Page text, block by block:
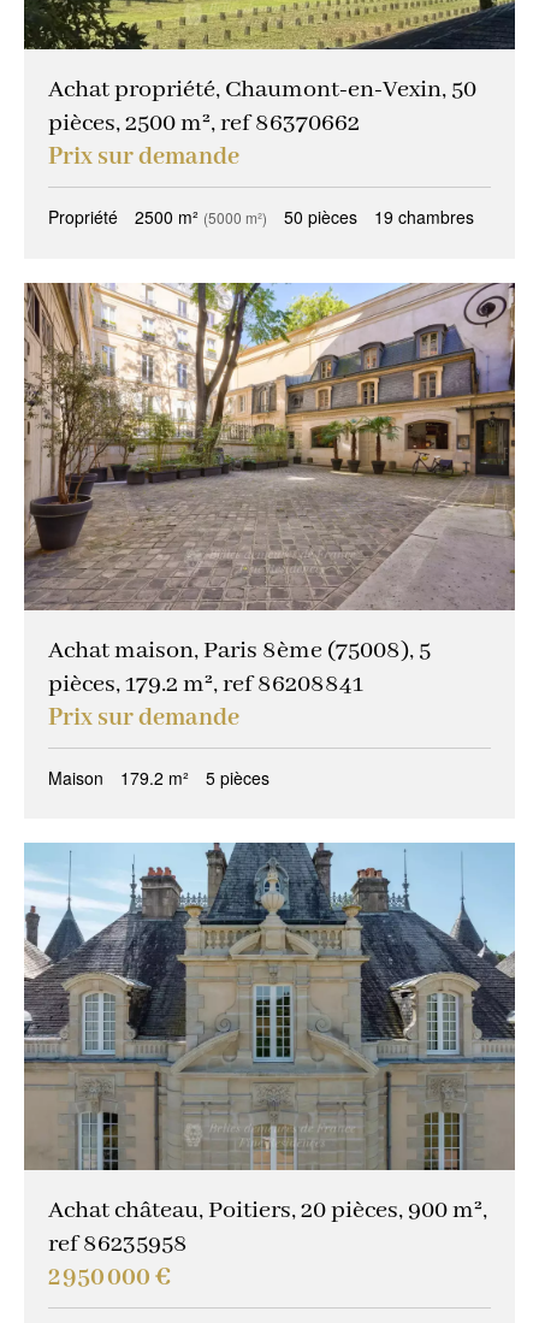
Achat propriété, Chaumont-en-Vexin, 50
pièces, 2500 m², ref 86370662
Prix sur demande
Propriété 2500 m² (5000 m²) 50 pièces 19 chambres
Achat maison, Paris 8ème (75008), 5
pièces, 179.2 m², ref 86208841
Prix sur demande
Maison 179.2 m² 5 pièces
Achat château, Poitiers, 20 pièces, 900 m²,
ref 86235958
2 950 000 €